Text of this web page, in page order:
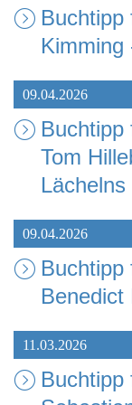
Buchtipp
Kimming
09.04.2026
Buchtipp
Tom
Lächelns
09.04.2026
Buchtipp
Benedict
11.03.2026
Buchtipp